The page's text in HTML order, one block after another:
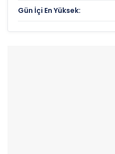
Gün İçi En Yüksek: